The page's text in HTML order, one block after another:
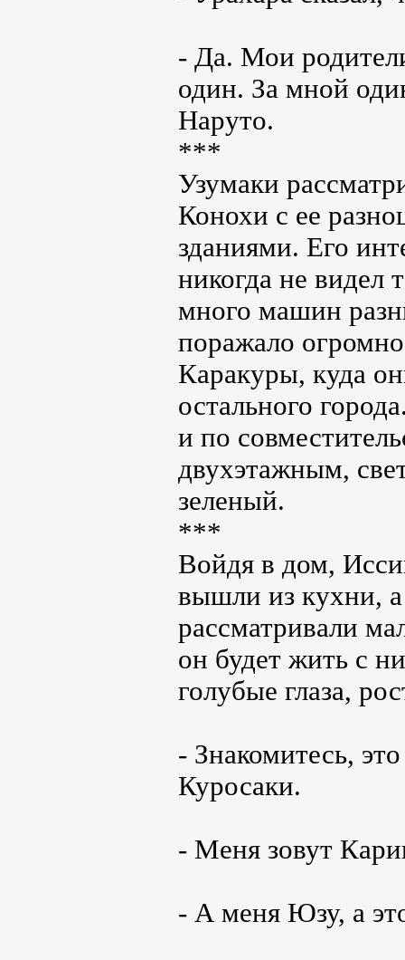
- Да. Мои
один. За мной
Наруто.
***
Узумаки
Конохи с ее
зданиями. Его
никогда не видел
много машин
поражало
Каракуры, куда
остального
и по
двухэтажным,
зеленый.
***
Войдя в дом,
вышли из кухни, а
рассматривали
он будет жить с
голубые глаза,
- Знакомитесь,
Куросаки.
- Меня зовут
- А меня Юзу, а